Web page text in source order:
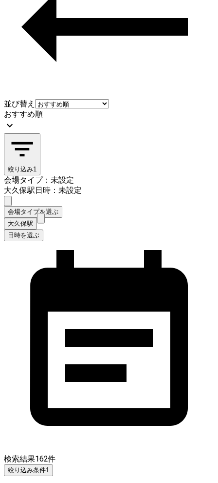
並び替え
おすすめ順
絞り込み1
会場タイプ：未設定
大久保駅日時：未設定
会場タイプを選ぶ
大久保駅
日時を選ぶ
検索結果162件
絞り込み条件1